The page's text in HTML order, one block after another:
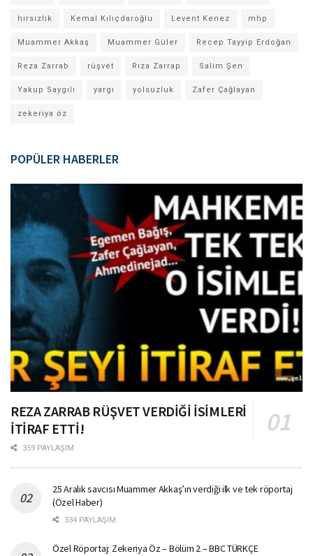
hırsızlık Kemal Kılıçdaroğlu Levent Kenez mhp
Muammer Akkaş Muammer Güler Recep Tayyip Erdoğan
Reza Zarrab rüşvet Rıza Zarrap Salim Şen
Yakup Saygılı yargı yolsuzluk Zafer Çağlayan
zekeriya öz
POPÜLER HABERLER
REZA ZARRAB RÜŞVET VERDİĞİ İSİMLERİ
İTİRAF ETTİ!
359 PAYLAŞIM
25 Aralık savcısı Muammer Akkaş’ın verdiği ilk ve tek röportaj
(Özel Haber)
334 PAYLAŞIM
Özel Röportaj: Zekeriya Öz – Bölüm 2 – BBC TÜRKÇE